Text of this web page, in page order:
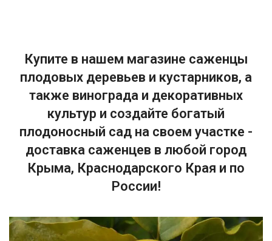
Купите в нашем магазине саженцы
плодовых деревьев и кустарников, а
также винограда и декоративных
культур и создайте богатый
плодоносный сад на своем участке -
доставка саженцев в любой город
Крыма, Краснодарского Края и по
России!